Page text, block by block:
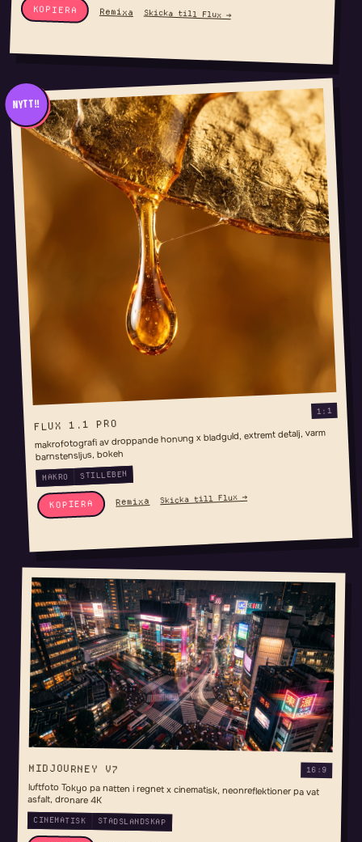
KOPIERA Remixa Skicka till Flux →
NYTT!!
FLUX 1.1 PRO
1:1
makrofotografi av droppande honung x bladguld, extremt detalj, varm
barnstensljus, bokeh
MAKRO STILLEBEN
KOPIERA Remixa Skicka till Flux →
MIDJOURNEY V7 16:9
luftfoto Tokyo pa natten i regnet x cinematisk, neonreflektioner pa vat
asfalt, dronare 4K
CINEMATISK STADSLANDSKAP